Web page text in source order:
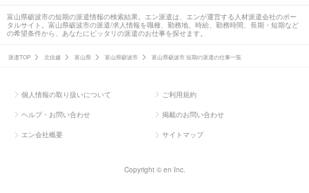
富山県砺波市の短期の派遣情報の検索結果。エン派遣は、エンが運営する人材派遣会社のポー
タルサイト。富山県砺波市の派遣/求人情報を職種、勤務地、時給、勤務時間、長期・短期など
の希望条件から、あなたにピッタリの派遣のお仕事を探せます。
派遣TOP 北信越 富山県 富山県砺波市 富山県砺波市 短期の派遣の仕事一覧
個人情報の取り扱いについて ご利用規約
ヘルプ・お問い合わせ 掲載のお問い合わせ
エン会社概要 サイトマップ
Copyright © en Inc.